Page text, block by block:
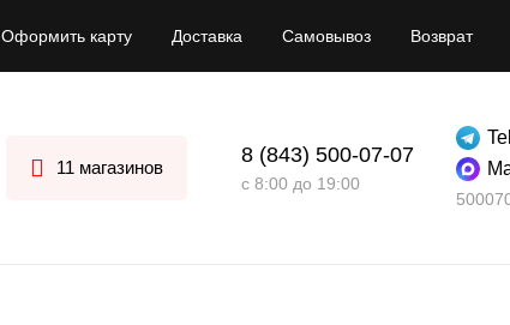
Оформить карту Доставка Самовывоз Возврат
11 магазинов
8 (843) 500-07-07
с 8:00 до 19:00